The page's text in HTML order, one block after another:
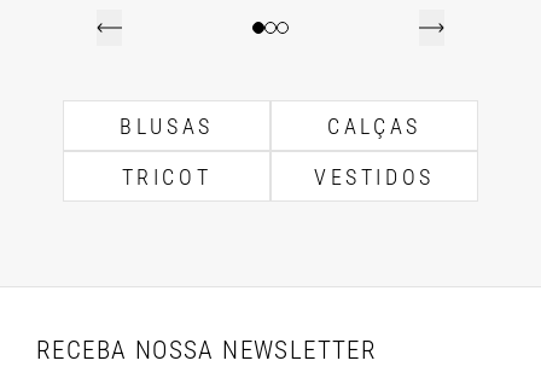
BLUSAS
CALÇAS
TRICOT
VESTIDOS
RECEBA NOSSA NEWSLETTER